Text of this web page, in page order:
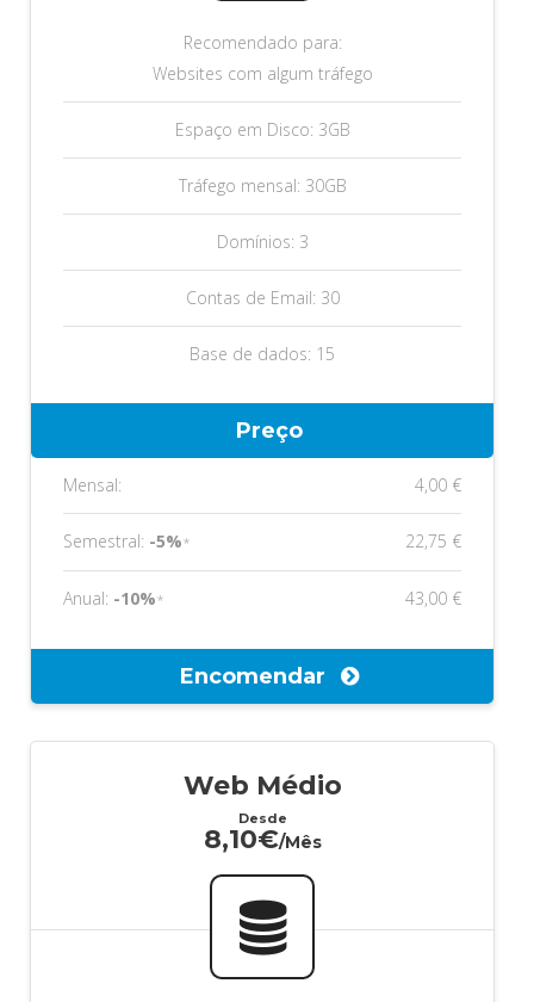
Recomendado para:
Websites com algum tráfego
Espaço em Disco: 3GB
Tráfego mensal: 30GB
Domínios: 3
Contas de Email: 30
Base de dados: 15
Preço
Mensal: 4,00 €
Semestral: -5%* 22,75 €
Anual: -10%* 43,00 €
Encomendar
Web Médio
Desde
8,10€/Mês